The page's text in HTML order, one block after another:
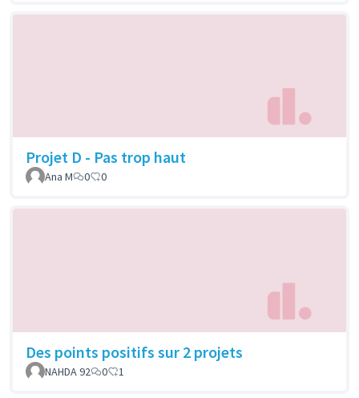
Projet D - Pas trop haut
Ana M 0 0
Des points positifs sur 2 projets
NAHDA 92 0 1